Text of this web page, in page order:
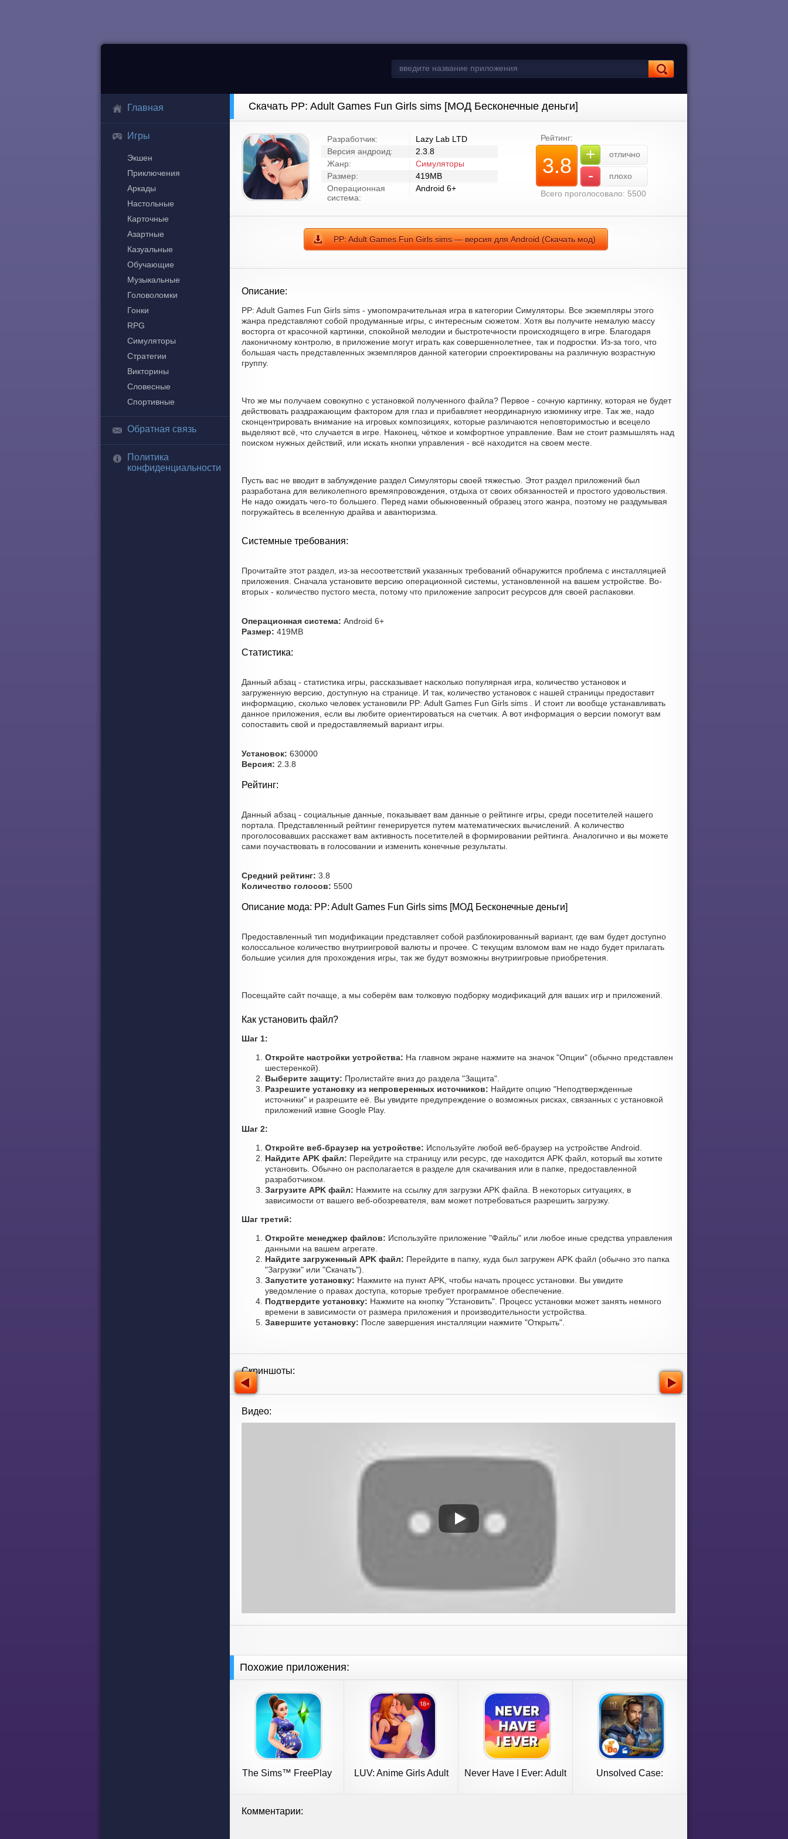
Главная
Игры
Экшен
Приключения
Аркады
Настольные
Карточные
Азартные
Казуальные
Обучающие
Музыкальные
Головоломки
Гонки
RPG
Симуляторы
Стратегии
Викторины
Словесные
Спортивные
Обратная связь
Политика
конфиденциальности
Скачать PP: Adult Games Fun Girls sims [МОД Бесконечные деньги]
Разработчик:
Lazy Lab LTD
Версия андроид:
2.3.8
Жанр:
Симуляторы
Размер:
419MB
Операционная
система:
Android 6+
Рейтинг:
3.8 + отлично
-
плохо
Всего проголосовало: 5500
PP: Adult Games Fun Girls sims — версия для Android (Скачать мод)
Описание:
PP: Adult Games Fun Girls sims - умопомрачительная игра в категории Симуляторы. Все экземпляры этого
жанра представляют собой продуманные игры, с интересным сюжетом. Хотя вы получите немалую массу
восторга от красочной картинки, спокойной мелодии и быстротечности происходящего в игре. Благодаря
лаконичному контролю, в приложение могут играть как совершеннолетнее, так и подростки. Из-за того, что
большая часть представленных экземпляров данной категории спроектированы на различную возрастную
группу.
Что же мы получаем совокупно с установкой полученного файла? Первое - сочную картинку, которая не будет
действовать раздражающим фактором для глаз и прибавляет неординарную изюминку игре. Так же, надо
сконцентрировать внимание на игровых композициях, которые различаются неповторимостью и всецело
выделяют всё, что случается в игре. Наконец, чёткое и комфортное управление. Вам не стоит размышлять над
поиском нужных действий, или искать кнопки управления - всё находится на своем месте.
Пусть вас не вводит в заблуждение раздел Симуляторы своей тяжестью. Этот раздел приложений был
разработана для великолепного времяпровождения, отдыха от своих обязанностей и простого удовольствия.
Не надо ожидать чего-то большего. Перед нами обыкновенный образец этого жанра, поэтому не раздумывая
погружайтесь в вселенную драйва и авантюризма.
Системные требования:
Прочитайте этот раздел, из-за несоответствий указанных требований обнаружится проблема с инсталляцией
приложения. Сначала установите версию операционной системы, установленной на вашем устройстве. Во-
вторых - количество пустого места, потому что приложение запросит ресурсов для своей распаковки.
Операционная система: Android 6+
Размер: 419MB
Статистика:
Данный абзац - статистика игры, рассказывает насколько популярная игра, количество установок и
загруженную версию, доступную на странице. И так, количество установок с нашей страницы предоставит
информацию, сколько человек установили PP: Adult Games Fun Girls sims . И стоит ли вообще устанавливать
данное приложения, если вы любите ориентироваться на счетчик. А вот информация о версии помогут вам
сопоставить свой и предоставляемый вариант игры.
Установок: 630000
Версия: 2.3.8
Рейтинг:
Данный абзац - социальные данные, показывает вам данные о рейтинге игры, среди посетителей нашего
портала. Представленный рейтинг генерируется путем математических вычислений. А количество
проголосовавших расскажет вам активность посетителей в формировании рейтинга. Аналогично и вы можете
сами поучаствовать в голосовании и изменить конечные результаты.
Средний рейтинг: 3.8
Количество голосов: 5500
Описание мода: PP: Adult Games Fun Girls sims [МОД Бесконечные деньги]
Предоставленный тип модификации представляет собой разблокированный вариант, где вам будет доступно
колоссальное количество внутриигровой валюты и прочее. С текущим взломом вам не надо будет прилагать
большие усилия для прохождения игры, так же будут возможны внутриигровые приобретения.
Посещайте сайт почаще, а мы соберём вам толковую подборку модификаций для ваших игр и приложений.
Как установить файл?
Шаг 1:
Откройте настройки устройства: На главном экране нажмите на значок "Опции" (обычно представлен
шестеренкой).
Выберите защиту: Пролистайте вниз до раздела "Защита".
Разрешите установку из непроверенных источников: Найдите опцию "Неподтвержденные
источники" и разрешите её. Вы увидите предупреждение о возможных рисках, связанных с установкой
приложений извне Google Play.
Шаг 2:
Откройте веб-браузер на устройстве: Используйте любой веб-браузер на устройстве Android.
Найдите APK файл: Перейдите на страницу или ресурс, где находится APK файл, который вы хотите
установить. Обычно он располагается в разделе для скачивания или в папке, предоставленной
разработчиком.
Загрузите APK файл: Нажмите на ссылку для загрузки APK файла. В некоторых ситуациях, в
зависимости от вашего веб-обозревателя, вам может потребоваться разрешить загрузку.
Шаг третий:
Откройте менеджер файлов: Используйте приложение "Файлы" или любое иные средства управления
данными на вашем агрегате.
Найдите загруженный APK файл: Перейдите в папку, куда был загружен APK файл (обычно это папка
"Загрузки" или "Скачать").
Запустите установку: Нажмите на пункт APK, чтобы начать процесс установки. Вы увидите
уведомление о правах доступа, которые требует программное обеспечение.
Подтвердите установку: Нажмите на кнопку "Установить". Процесс установки может занять немного
времени в зависимости от размера приложения и производительности устройства.
Завершите установку: После завершения инсталляции нажмите "Открыть".
Скриншоты:
Видео:
Похожие приложения:
The Sims™ FreePlay
LUV: Anime Girls Adult
Never Have I Ever: Adult
Unsolved Case:
Комментарии: